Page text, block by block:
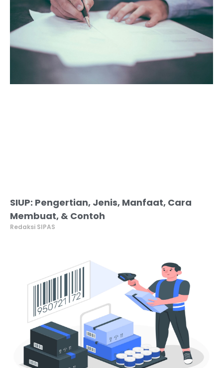
SIUP: Pengertian, Jenis, Manfaat, Cara
Membuat, & Contoh
Redaksi SIPAS